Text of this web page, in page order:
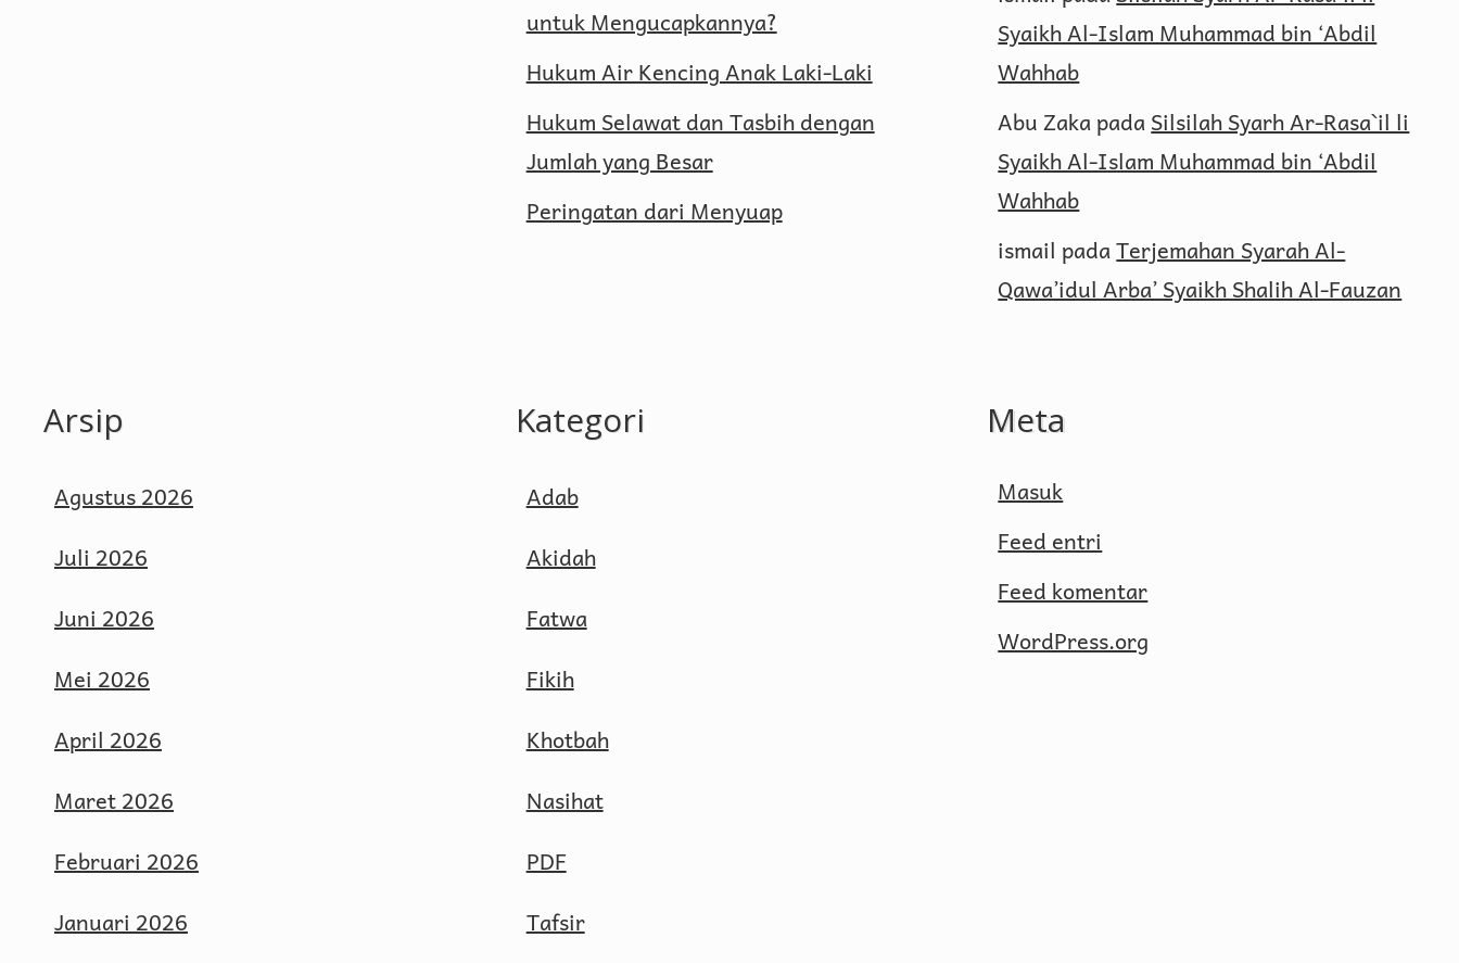
untuk Mengucapkannya?
Hukum Air Kencing Anak Laki-Laki
Hukum Selawat dan Tasbih dengan
Jumlah yang Besar
Peringatan dari Menyuap
Syaikh Al-Islam Muhammad bin ‘Abdil
Wahhab
Abu ZakapadaSilsilah Syarh Ar-Rasa`il li
Syaikh Al-Islam Muhammad bin ‘Abdil
Wahhab
ismail padaTerjemahan Syarah Al-
Qawa’idul Arba’ Syaikh Shalih Al-Fauzan
Arsip
Agustus 2026
Juli 2026
Juni 2026
Mei 2026
April 2026
Maret 2026
Februari 2026
Januari 2026
Kategori
Adab
Akidah
Fatwa
Fikih
Khotbah
Nasihat
PDF
Tafsir
Meta
Masuk
Feed entri
Feed komentar
WordPress.org